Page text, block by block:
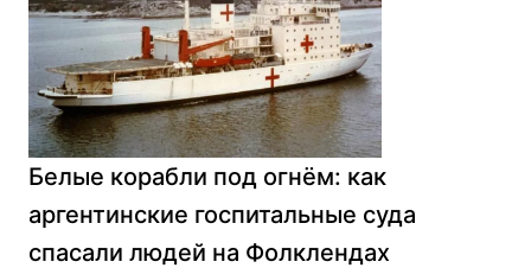
Белые корабли под огнём: как
аргентинские госпитальные суда
спасали людей на Фолклендах